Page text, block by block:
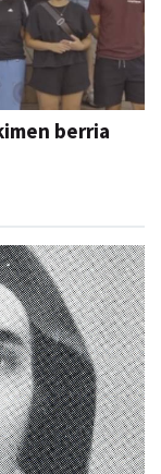
berria